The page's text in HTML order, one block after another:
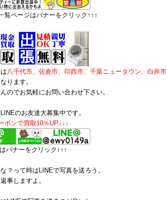
覧ページはバナーをクリック↑↑↑
八千代市、佐倉市、印西市、千葉ニュータウン、白井
ります。
のでお気軽にお問い合わせ下さい。
のお友達大募集中です。
ポンで買取10％UP↓↓↓
バナーをクリック↑↑↑
？って時はLINEで写真を送ろう。
事しますよ。